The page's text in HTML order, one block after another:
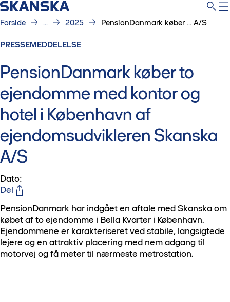
Forside ... 2025 PensionDanmark køber ... A/S
PRESSEMEDDELELSE
PensionDanmark køber to
ejendomme med kontor og
hotel i København af
ejendomsudvikleren Skanska
A/S
Dato:
Del
PensionDanmark har indgået en aftale med Skanska om
købet af to ejendomme i Bella Kvarter i København.
Ejendommene er karakteriseret ved stabile, langsigtede
lejere og en attraktiv placering med nem adgang til
motorvej og få meter til nærmeste metrostation.